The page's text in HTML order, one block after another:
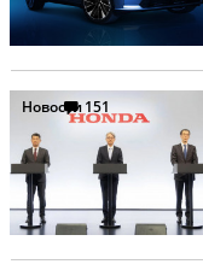
Новости151